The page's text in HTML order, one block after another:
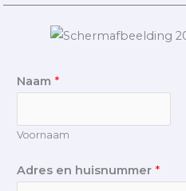
Naam *
Voornaam
Adres en huisnummer *